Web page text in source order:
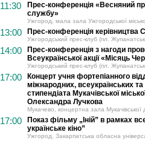
11:30
Прес-конференція «Весняний
службу»
Ужгород, мала зала Ужгородської
13:00 Преc-конференція керівництва
Ужгородський прес-клуб (пл.
14:00
Прес-конференція з нагоди
Всеукраїнської акції «Місяць
Ужгородський прес-клуб (пл.
17:00
Концерт учня фортепіанного
міжнародних, всеукраїнських
стипендіата Мукачівської
Олександра Лучкова
Мукачево, концертна зала
17:00
Показ фільму „Іній” в рамках
українське кіно”
Ужгород, Закарпатська обласна